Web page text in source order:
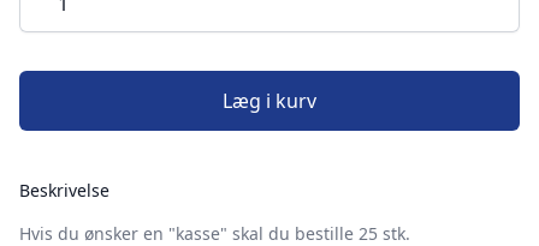
Læg i kurv
Beskrivelse
Hvis du ønsker en "kasse" skal du bestille 25 stk.